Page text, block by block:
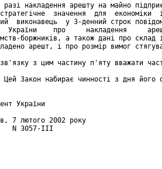
разі накладення арешту на майно
значення  для  економіки
виконавець  у 3-денний строк
України    про     накладення
боржників, а також дані про склад
арешт, і про розмір вимог
з цим частину п'яту вважати
Цей Закон набирає чинності з дня його
України
7 лютого 2002 року
N 3057-III